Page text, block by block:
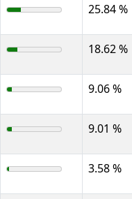
25.84 %
18.62 %
9.06 %
9.01 %
3.58 %